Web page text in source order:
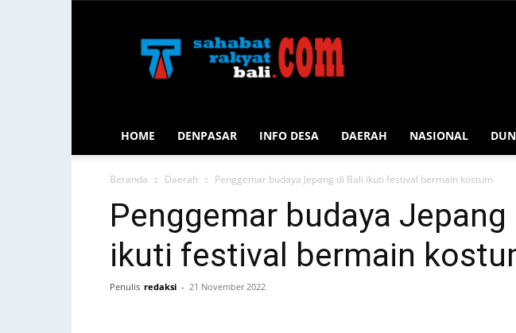
Rakyat
Bali
HOME DENPASAR INFO DESA DAERAH NASIONAL
Beranda Daerah Penggemar budaya Jepang di Bali ikuti festival bermain kostum
Penggemar budaya Jepang
ikuti festival bermain
Penulis redaksi - 21 November 2022